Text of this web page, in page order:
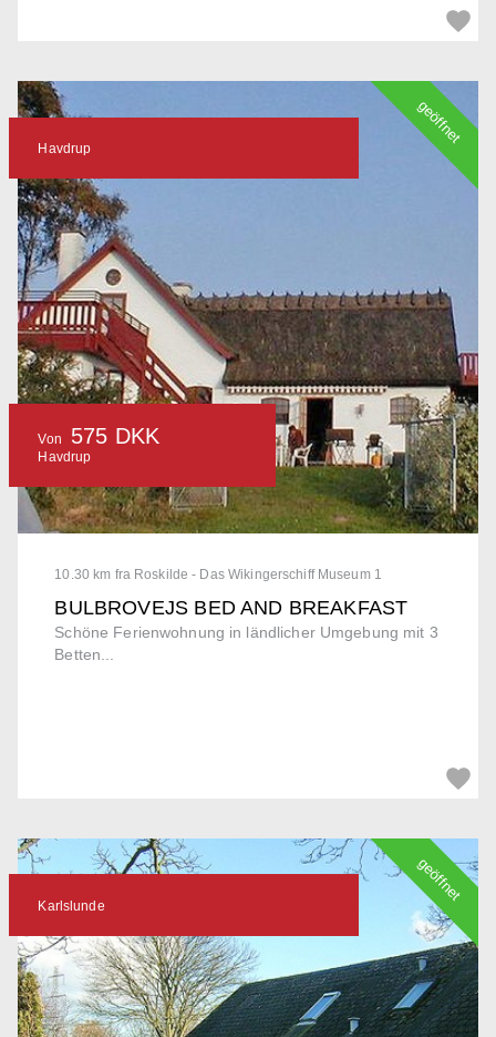
10.30 km fra Roskilde - Das Wikingerschiff Museum 1
BULBROVEJS BED AND BREAKFAST
Schöne Ferienwohnung in ländlicher Umgebung mit 3
Betten...
Havdrup
Von 575 DKK
Havdrup
geöffnet
Karlslunde
geöffnet